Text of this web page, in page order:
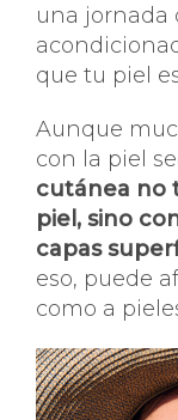
una jornada
que tu piel
Aunque
con la piel
cutánea no
piel, sino
capas
eso, puede
como a